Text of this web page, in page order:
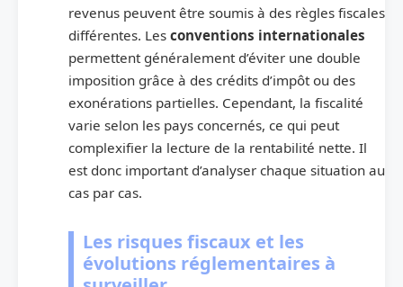
revenus peuvent être soumis à des règles fiscales
différentes. Les conventions internationales
permettent généralement d’éviter une double
imposition grâce à des crédits d’impôt ou des
exonérations partielles. Cependant, la fiscalité
varie selon les pays concernés, ce qui peut
complexifier la lecture de la rentabilité nette. Il
est donc important d’analyser chaque situation au
cas par cas.
Les risques fiscaux et les
évolutions réglementaires à